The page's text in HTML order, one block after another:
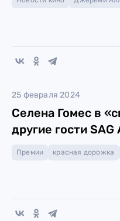
25 февраля 2024
Селена Гомес в
другие гости
Премии красная дорожка